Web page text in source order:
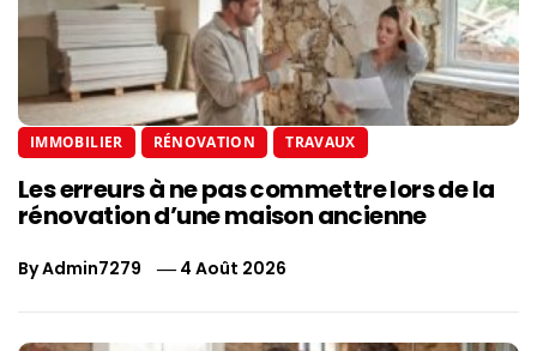
IMMOBILIER RÉNOVATION TRAVAUX
Les erreurs à ne pas commettre lors de la
rénovation d’une maison ancienne
ByAdmin7279 4 Août 2026